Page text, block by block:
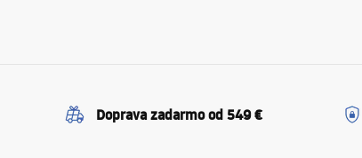
Doprava zadarmo od 549 €